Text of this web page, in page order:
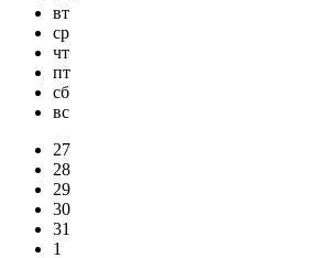
вт
ср
чт
пт
сб
вс
27
28
29
30
31
1